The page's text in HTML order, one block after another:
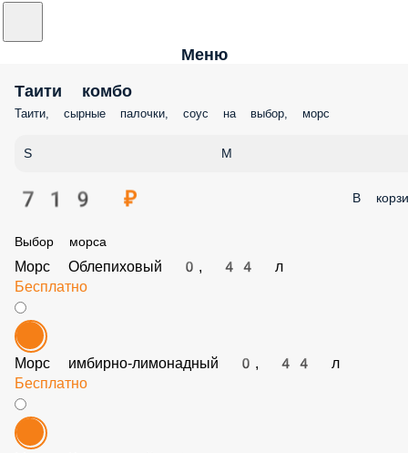
Меню
Таити комбо
Таити, сырные палочки, соус на выбор, морс
S M
719 ₽ В
Выбор морса
Морс Облепиховый 0, 44 л
Бесплатно
Морс имбирно-лимонадный 0, 44 л